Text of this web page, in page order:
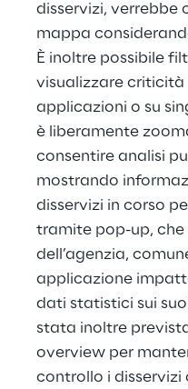
disservizi, verrebbe
mappa
È inoltre possibile
visualizzare criticità
applicazioni o su
è liberamente
consentire analisi
mostrando
disservizi in corso
tramite pop-up,
dell’agenzia,
applicazione
dati statistici sui
stata inoltre
overview per
controllo i disservizi